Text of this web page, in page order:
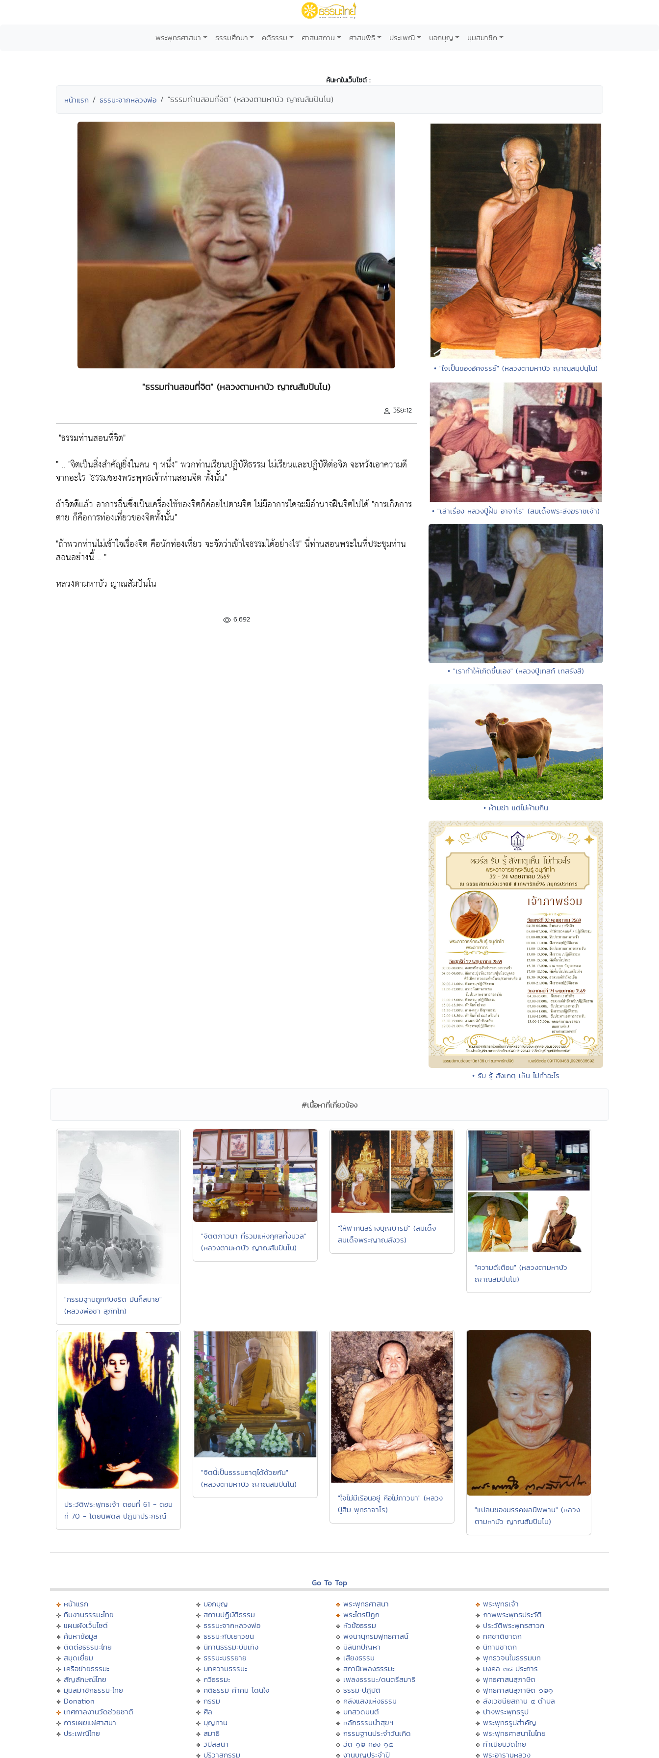
พระพุทธศาสนา ธรรมศึกษา คติธรรม ศาสนสถาน ศาสนพิธี ประเพณี บอกบุญ มุมสมาชิก
ค้นหาในเว็บไซต์ :
หน้าแรก ธรรมะจากหลวงพ่อ "ธรรมท่านสอนที่จิต" (หลวงตามหาบัว ญาณสัมปันโน)
"ธรรมท่านสอนที่จิต" (หลวงตามหาบัว ญาณสัมปันโน)
วิริยะ12
"ธรรมท่านสอนที่จิต"
" .. "จิตเป็นสิ่งสำคัญยิ่งในคน ๆ หนึ่ง"พวกท่านเรียนปฏิบัติธรรม ไม่เรียนและปฏิบัติต่อจิต จะหวังเอาความดี
จากอะไร "ธรรมของพระพุทธเจ้าท่านสอนจิต ทั้งนั้น"
ถ้าจิตดีแล้ว อาการอื่นซึ่งเป็นเครื่องใช้ของจิตก็ค่อยไปตามจิต ไม่มีอาการใดจะมีอำนาจฝืนจิตไปได้"การเกิดการ
ตาย ก็คือการท่องเที่ยวของจิตทั้งนั้น"
"ถ้าพวกท่านไม่เข้าใจเรื่องจิต คือนักท่องเที่ยว จะจัดว่าเข้าใจธรรมได้อย่างไร"นี่ท่านสอนพระในที่ประชุมท่าน
สอนอย่างนี้ .. "
หลวงตามหาบัว ญาณสัมปันโน
6,692
• "ใจเป็นของอัศจรรย์" (หลวงตามหาบัว ญาณฺสมฺปนฺโน)
• "เล่าเรื่อง หลวงปู่ฝั้น อาจาโร" (สมเด็จพระสังฆราชเจ้า)
• "เราทำให้เกิดขึ้นเอง" (หลวงปู่เทสก์ เทสรังสี)
• ห้ามฆ่า แต่ไม่ห้ามกิน
• รับ รู้ สังเกตุ เห็น ไม่ทำอะไร
#เนื้อหาที่เกี่ยวข้อง
"กรรมฐานถูกกับจริต มันก็สบาย"
(หลวงพ่อชา สุภัทโท)
"จิตตภาวนา ที่รวมแห่งกุศลทั้งมวล"
(หลวงตามหาบัว ญาณสัมปันโน)
"ให้พากันสร้างบุญบารมี" (สมเด็จ
สมเด็จพระญาณสังวร)
"ความดีเตือน" (หลวงตามหาบัว
ญาณสัมปันโน)
ประวัติพระพุทธเจ้า ตอนที่ 61 - ตอน
ที่ 70 - โดยนพดล ปฏิมาประกรณ์
"จิตนี้เป็นธรรมธาตุได้ด้วยกัน"
(หลวงตามหาบัว ญาณสัมปันโน)
"ใจไม่มีเรือนอยู่ คือไม่ภาวนา" (หลวง
ปู่สิม พุทธาจาโร)
"แปลนของมรรคผลนิพพาน" (หลวง
ตามหาบัว ญาณสัมปันโน)
Go To Top
หน้าแรก
ทีมงานธรรมะไทย
แผนผังเว็บไซต์
ค้นหาข้อมูล
ติดต่อธรรมะไทย
สมุดเยี่ยม
เครือข่ายธรรมะ
สัญลักษณ์ไทย
มุมสมาชิกธรรมะไทย
Donation
เทศกาลงานวัดช่วยชาติ
การเผยแผ่ศาสนา
ประเพณีไทย
บอกบุญ
สถานปฏิบัติธรรม
ธรรมะจากหลวงพ่อ
ธรรมะกับเยาวชน
นิทานธรรมะบันเทิง
ธรรมะบรรยาย
บทความธรรมะ
กวีธรรมะ
คติธรรม คำคม โดนใจ
กรรม
ศีล
บุญทาน
สมาธิ
วิปัสสนา
ปริวาสกรรม
พระพุทธศาสนา
พระไตรปิฏก
หัวข้อธรรม
พจนานุกรมพุทธศาสน์
มิลินทปัญหา
เสียงธรรม
สถานีเพลงธรรมะ
เพลงธรรมะ/ดนตรีสมาธิ
ธรรมะปฏิบัติ
คลังแสงแห่งธรรม
บทสวดมนต์
หลักธรรมนำสุขฯ
กรรมฐานประจำวันเกิด
ฮีต ๑๒ คอง ๑๔
งานบุญประจำปี
พระพุทธเจ้า
ภาพพระพุทธประวัติ
ประวัติพระพุทธสาวก
ทศชาติชาดก
นิทานชาดก
พุทธวจนในธรรมบท
มงคล ๓๘ ประการ
พุทธศาสนสุภาษิต
พุทธศาสนสุภาษิต ๖๒๑
สังเวชนียสถาน ๔ ตำบล
ปางพระพุทธรูป
พระพุทธรูปสำคัญ
พระพุทธศาสนาในไทย
ทำเนียบวัดไทย
พระอารามหลวง